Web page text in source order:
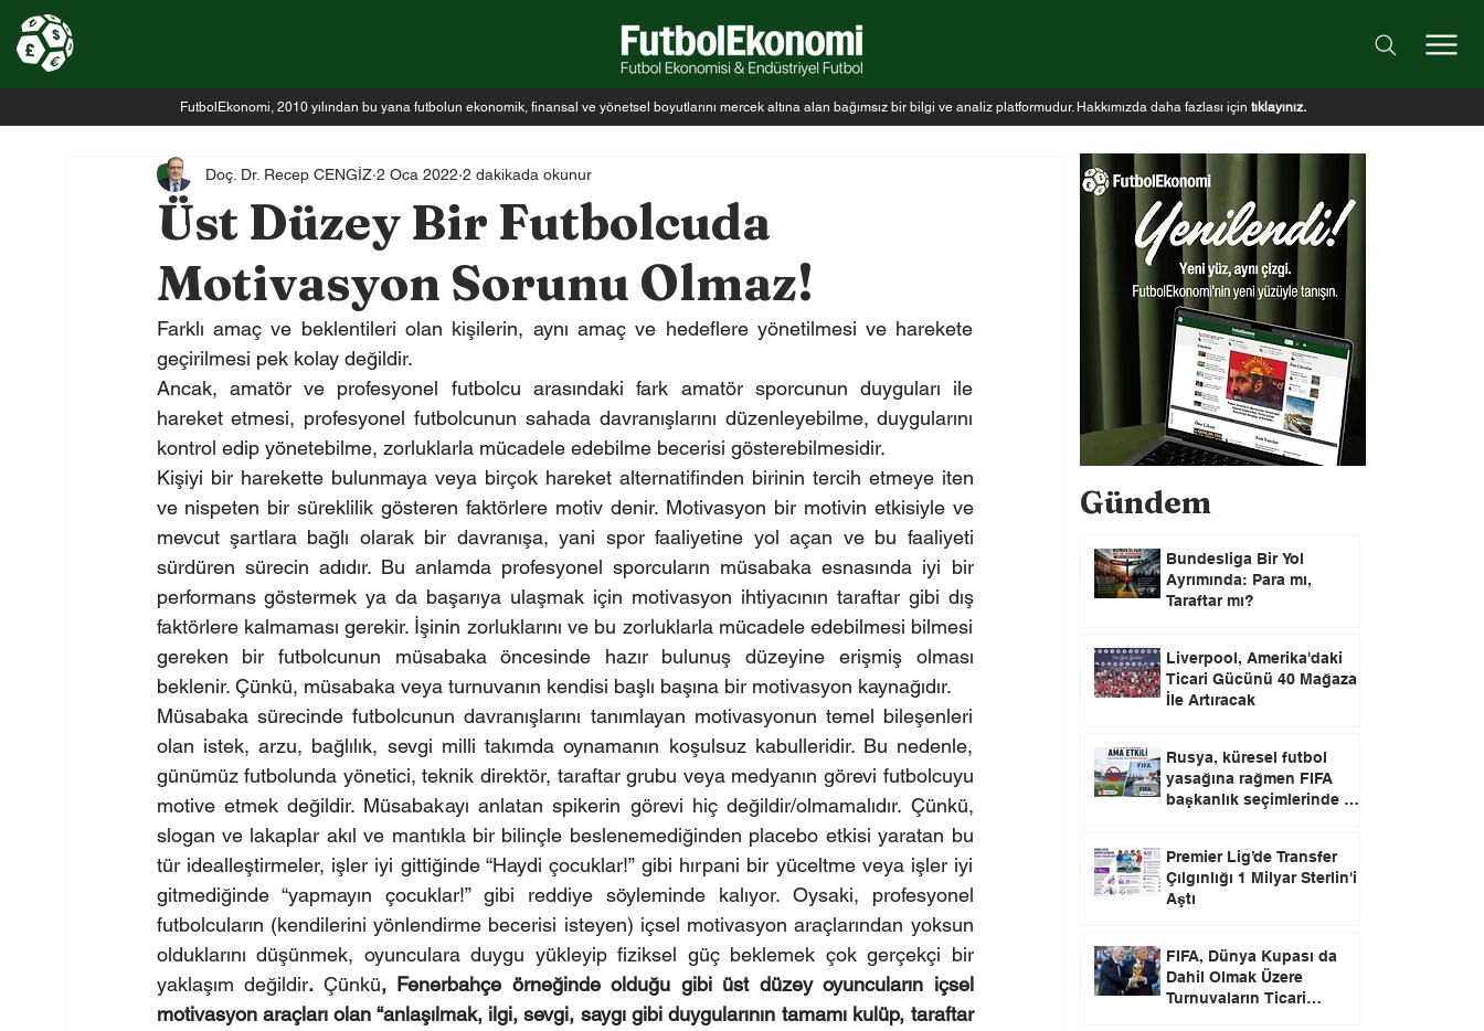
FutbolEkonomi, 2010 yılından bu yana futbolun ekonomik, finansal ve yönetsel boyutlarını mercek altına alan bağımsız bir bilgi ve analiz platformudur. Hakkımızda daha fazlası için tıklayınız.
Üst Düzey Bir Futbolcuda
Motivasyon Sorunu Olmaz!
Doç. Dr. Recep CENGİZ 2 Oca 2022 2 dakikada okunur
Farklı amaç ve beklentileri olan kişilerin, aynı amaç ve hedeflere yönetilmesi ve harekete
geçirilmesi pek kolay değildir.
Ancak, amatör ve profesyonel futbolcu arasındaki fark amatör sporcunun duyguları ile
hareket etmesi, profesyonel futbolcunun sahada davranışlarını düzenleyebilme, duygularını
kontrol edip yönetebilme, zorluklarla mücadele edebilme becerisi gösterebilmesidir.
Kişiyi bir harekette bulunmaya veya birçok hareket alternatifinden birinin tercih etmeye iten
ve nispeten bir süreklilik gösteren faktörlere motiv denir. Motivasyon bir motivin etkisiyle ve
mevcut şartlara bağlı olarak bir davranışa, yani spor faaliyetine yol açan ve bu faaliyeti
sürdüren sürecin adıdır. Bu anlamda profesyonel sporcuların müsabaka esnasında iyi bir
performans göstermek ya da başarıya ulaşmak için motivasyon ihtiyacının taraftar gibi dış
faktörlere kalmaması gerekir. İşinin zorluklarını ve bu zorluklarla mücadele edebilmesi bilmesi
gereken bir futbolcunun müsabaka öncesinde hazır bulunuş düzeyine erişmiş olması
beklenir. Çünkü, müsabaka veya turnuvanın kendisi başlı başına bir motivasyon kaynağıdır.
Müsabaka sürecinde futbolcunun davranışlarını tanımlayan motivasyonun temel bileşenleri
olan istek, arzu, bağlılık, sevgi milli takımda oynamanın koşulsuz kabulleridir. Bu nedenle,
günümüz futbolunda yönetici, teknik direktör, taraftar grubu veya medyanın görevi futbolcuyu
motive etmek değildir. Müsabakayı anlatan spikerin görevi hiç değildir/olmamalıdır. Çünkü,
slogan ve lakaplar akıl ve mantıkla bir bilinçle beslenemediğinden placebo etkisi yaratan bu
tür idealleştirmeler, işler iyi gittiğinde “Haydi çocuklar!” gibi hırpani bir yüceltme veya işler iyi
gitmediğinde “yapmayın çocuklar!” gibi reddiye söyleminde kalıyor. Oysaki, profesyonel
futbolcuların (kendilerini yönlendirme becerisi isteyen) içsel motivasyon araçlarından yoksun
olduklarını düşünmek, oyunculara duygu yükleyip fiziksel güç beklemek çok gerçekçi bir
yaklaşım değildir. Çünkü, Fenerbahçe örneğinde olduğu gibi üst düzey oyuncuların içsel
motivasyon araçları olan “anlaşılmak, ilgi, sevgi, saygı gibi duygularının tamamı kulüp, taraftar
Gündem
Bundesliga Bir Yol
Ayrımında: Para mı,
Taraftar mı?
Liverpool, Amerika'daki
Ticari Gücünü 40 Mağaza
İle Artıracak
Rusya, küresel futbol
yasağına rağmen FIFA
başkanlık seçimlerinde oy
Premier Lig’de Transfer
Çılgınlığı 1 Milyar Sterlin'i
Aştı
FIFA, Dünya Kupası da
Dahil Olmak Üzere
Turnuvaların Ticari